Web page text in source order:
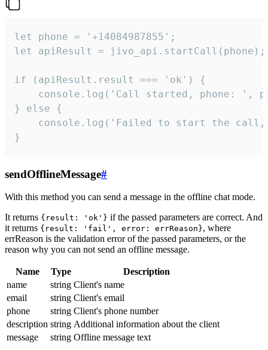
let phone = '+14084987855';
let apiResult = jivo_api.startCall(phone);
if (apiResult.result === 'ok') {
console.log('Call started, phone: ',
} else {
console.log('Failed to start the
}
sendOfflineMessage#
With this method you can send a message in the offline chat mode.
It returns {result: 'ok'} if the passed parameters are correct. And
it returns {result: 'fail', error: errReason}, where
errReason is the validation error of the passed parameters, or the
reason why you can not send an offline message.
Name Type
Description
name
string Client's name
email
string Client's email
phone
string Client's phone number
description string Additional information about the client
message
string Offline message text